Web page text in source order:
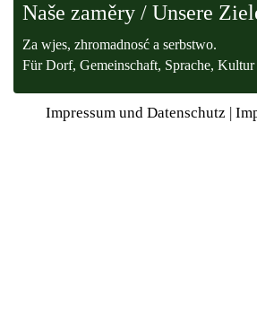
Naše zaměry / Unsere
Za wjes, zhromadnosć a serbstwo.
Für Dorf, Gemeinschaft, Sprache,
Impressum und Datenschutz |